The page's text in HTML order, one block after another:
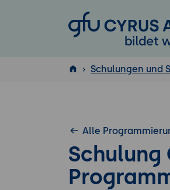
GFU Cyrus AG
ISTQB
Schulungen und
Alle
Schulung